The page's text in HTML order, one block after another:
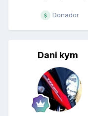
Donador
Dani kym